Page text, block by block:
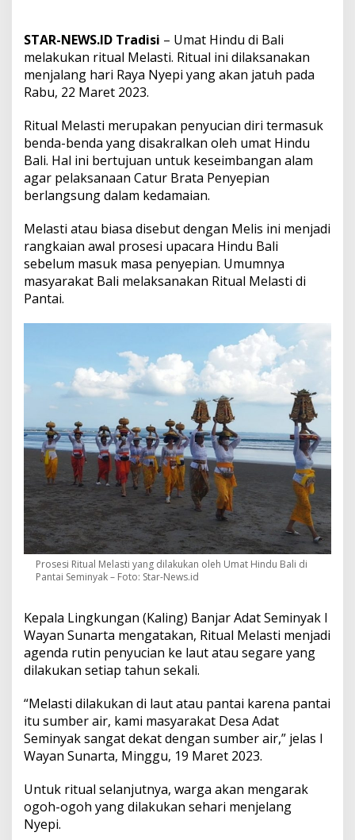
s
a
n
a
n
P
e
n
u
i
a
n
e
R
i
t
u
a
l
M
e
l
a
s
t
i
d
i
P
t
a
STAR-NEWS.ID Tradisi – Umat Hindu di Bali
melakukan ritual Melasti. Ritual ini dilaksanakan
menjalang hari Raya Nyepi yang akan jatuh pada
Rabu, 22 Maret 2023.
Ritual Melasti merupakan penyucian diri termasuk
benda-benda yang disakralkan oleh umat Hindu
Bali. Hal ini bertujuan untuk keseimbangan alam
agar pelaksanaan Catur Brata Penyepian
berlangsung dalam kedamaian.
Melasti atau biasa disebut dengan Melis ini menjadi
rangkaian awal prosesi upacara Hindu Bali
sebelum masuk masa penyepian. Umumnya
masyarakat Bali melaksanakan Ritual Melasti di
Pantai.
Prosesi Ritual Melasti yang dilakukan oleh Umat Hindu Bali di
Pantai Seminyak – Foto: Star-News.id
Kepala Lingkungan (Kaling) Banjar Adat Seminyak I
Wayan Sunarta mengatakan, Ritual Melasti menjadi
agenda rutin penyucian ke laut atau segare yang
dilakukan setiap tahun sekali.
“Melasti dilakukan di laut atau pantai karena pantai
itu sumber air, kami masyarakat Desa Adat
Seminyak sangat dekat dengan sumber air,” jelas I
Wayan Sunarta, Minggu, 19 Maret 2023.
Untuk ritual selanjutnya, warga akan mengarak
ogoh-ogoh yang dilakukan sehari menjelang
Nyepi.